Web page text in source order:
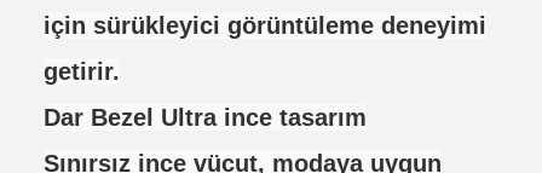
için sürükleyici görüntüleme deneyimi
getirir.
Dar Bezel Ultra ince tasarım
Sınırsız ince vücut, modaya uygun